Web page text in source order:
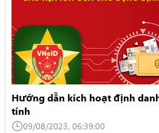
Hướng dẫn kích hoạt định
tính
09/08/2023, 06:39:00